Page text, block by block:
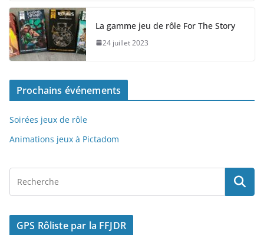
c
e
b
o
o
k
st
o
d
o
n
g
er
La gamme jeu de rôle For The Story
24 juillet 2023
Prochains événements
Soirées jeux de rôle
Animations jeux à Pictadom
GPS Rôliste par la FFJDR